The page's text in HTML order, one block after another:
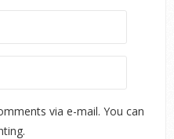
via e-mail. You can